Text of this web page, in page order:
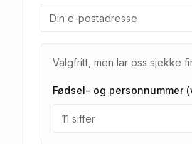
Valgfritt, men lar oss sjekke
Fødsel- og personnummer